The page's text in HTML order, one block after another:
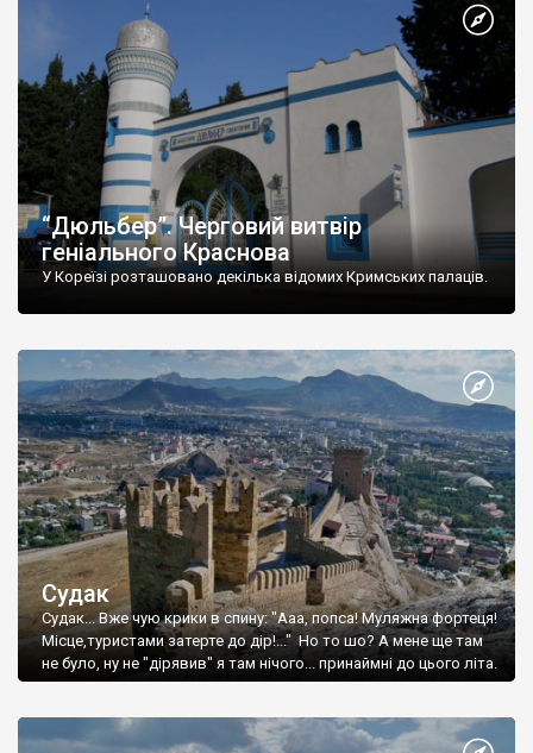
“Дюльбер”. Черговий витвір
геніального Краснова
У Кореїзі розташовано декілька відомих Кримських палаців.
Судак
Судак... Вже чую крики в спину: "Ааа, попса! Муляжна фортеця!
Місце,туристами затерте до дір!..." Но то шо? А мене ще там
не було, ну не "дірявив" я там нічого... принаймні до цього літа.